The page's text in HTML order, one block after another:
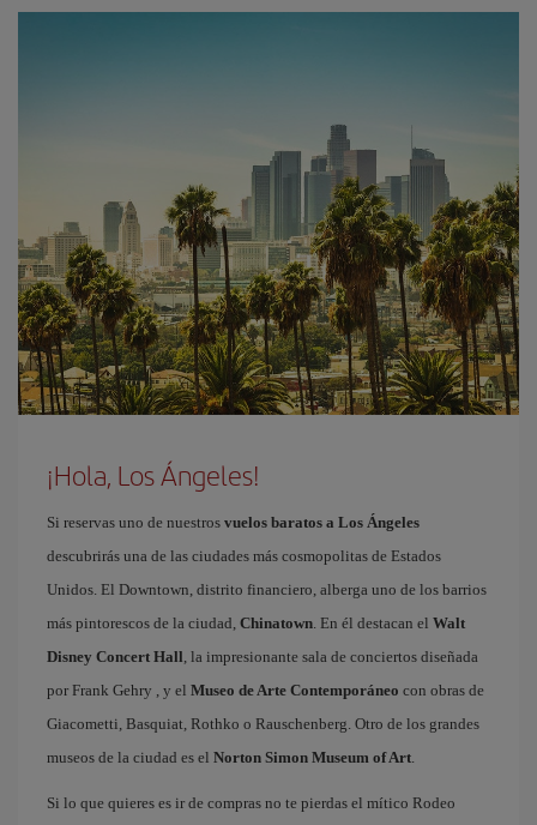
¡Hola, Los Ángeles!
Si reservas uno de nuestros vuelos baratos a Los Ángeles
descubrirás una de las ciudades más cosmopolitas de Estados
Unidos. El Downtown, distrito financiero, alberga uno de los barrios
más pintorescos de la ciudad, Chinatown. En él destacan el Walt
Disney Concert Hall, la impresionante sala de conciertos diseñada
por Frank Gehry , y el Museo de Arte Contemporáneo con obras de
Giacometti, Basquiat, Rothko o Rauschenberg. Otro de los grandes
museos de la ciudad es el Norton Simon Museum of Art.
Si lo que quieres es ir de compras no te pierdas el mítico Rodeo